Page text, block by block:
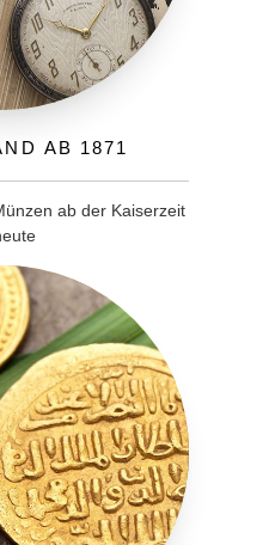
ab 1871
ab der Kaiserzeit